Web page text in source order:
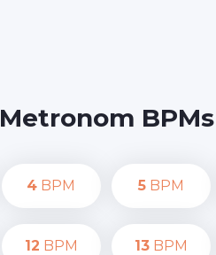
Metronom BPMs
4 BPM 5 BPM
12 BPM 13 BPM